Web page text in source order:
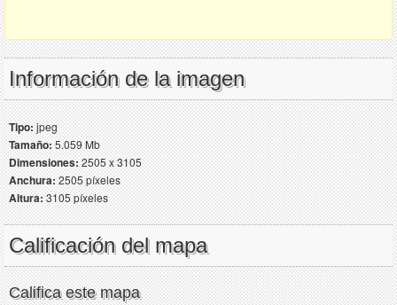
Información de la imagen
Tipo:jpeg
Tamaño:5.059 Mb
Dimensiones:2505 x 3105
Anchura:2505 píxeles
Altura:3105 píxeles
Calificación del mapa
Califica este mapa